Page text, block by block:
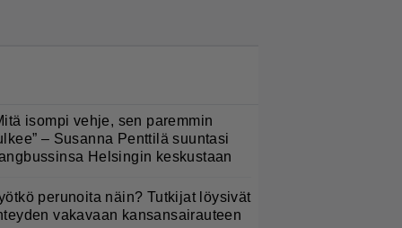
isompi vehje, sen paremmin
– Susanna Penttilä suuntasi
Helsingin keskustaan
perunoita näin? Tutkijat löysivät
vakavaan kansansairauteen